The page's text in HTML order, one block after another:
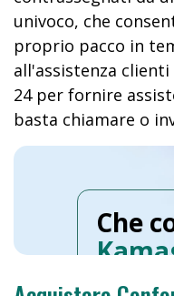
univoco, che
proprio pacco in
all'assistenza
24 per fornire
basta chiamare o
Che